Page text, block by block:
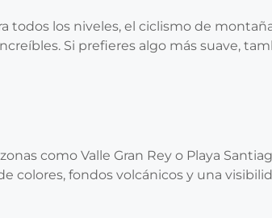
todos los niveles, el ciclismo de
Si prefieres algo más suave,
como Valle Gran Rey o Playa
colores, fondos volcánicos y una